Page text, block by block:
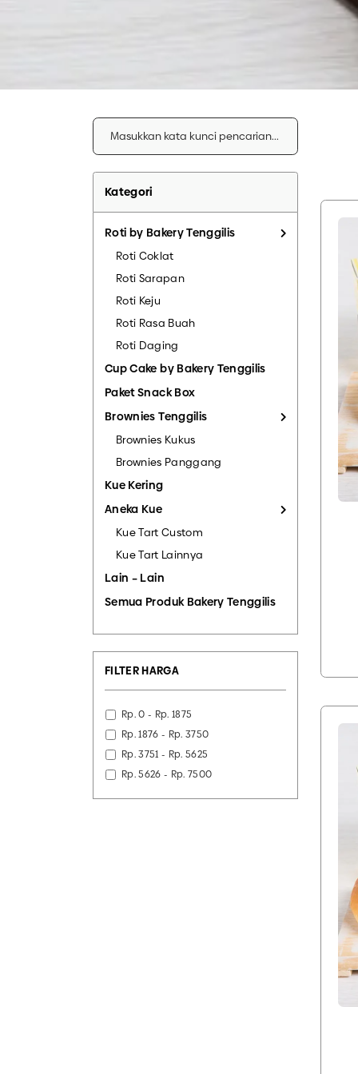
LAIN –
Kategori
Roti by Bakery Tenggilis
Roti Coklat
Roti Sarapan
Roti Keju
Roti Rasa Buah
Roti Daging
Cup Cake by Bakery Tenggilis
Paket Snack Box
Brownies Tenggilis
Brownies Kukus
Brownies Panggang
Kue Kering
Aneka Kue
Kue Tart Custom
Kue Tart Lainnya
Lain – Lain
Semua Produk Bakery Tenggilis
FILTER HARGA
Rp. 0 - Rp. 1875
Rp. 1876 - Rp. 3750
Rp. 3751 - Rp. 5625
Rp. 5626 - Rp. 7500